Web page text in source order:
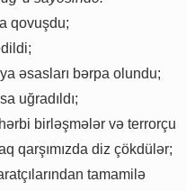
qovuşdu;
əsasları bərpa olundu;
uğradıldı;
birləşmələr və terrorçu
qarşımızda diz çökdülər;
tamamilə